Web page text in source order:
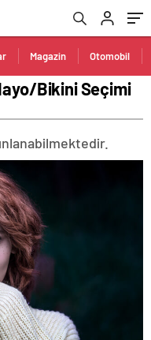
Magazin Otomobil
Bikini Seçimi